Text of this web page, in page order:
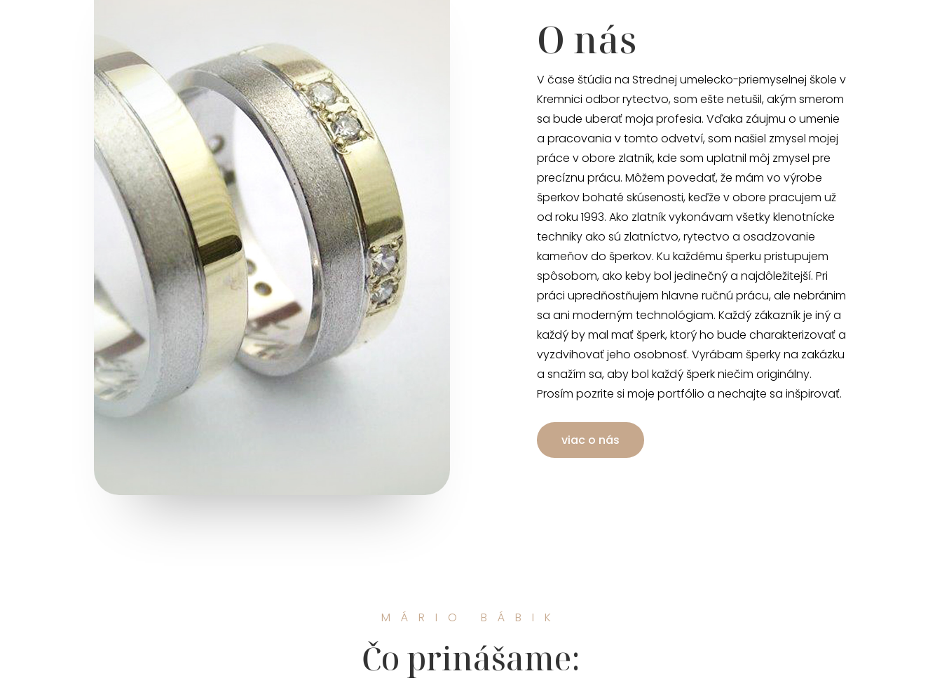
O nás
V čase štúdia na Strednej umelecko-priemyselnej škole v
Kremnici odbor rytectvo, som ešte netušil, akým smerom
sa bude uberať moja profesia. Vďaka záujmu o umenie
a pracovania v tomto odvetví, som našiel zmysel mojej
práce v obore zlatník, kde som uplatnil môj zmysel pre
precíznu prácu. Môžem povedať, že mám vo výrobe
šperkov bohaté skúsenosti, keďže v obore pracujem už
od roku 1993. Ako zlatník vykonávam všetky klenotnícke
techniky ako sú zlatníctvo, rytectvo a osadzovanie
kameňov do šperkov. Ku každému šperku pristupujem
spôsobom, ako keby bol jedinečný a najdôležitejší. Pri
práci upredňostňujem hlavne ručnú prácu, ale nebránim
sa ani moderným technológiam. Každý zákazník je iný a
každý by mal mať šperk, ktorý ho bude charakterizovať a
vyzdvihovať jeho osobnosť. Vyrábam šperky na zakázku
a snažím sa, aby bol každý šperk niečim originálny.
Prosím pozrite si moje portfólio a nechajte sa inšpirovať.
viac o nás
MÁRIO BÁBIK
Čo prinášame: